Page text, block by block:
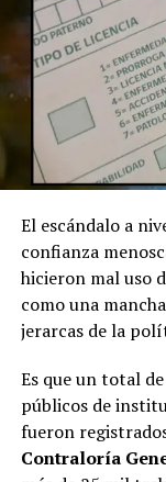
El escándalo a
confianza
hicieron mal uso
como una
jerarcas de la
Es que un total
públicos de
fueron
Contraloría